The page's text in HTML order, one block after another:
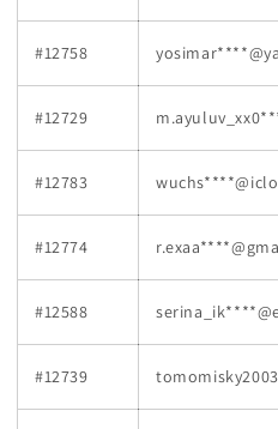
#12758
#12729
#12783
#12774
#12588
#12739